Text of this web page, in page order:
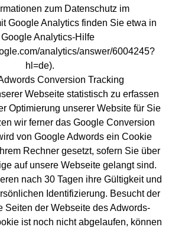
zum Datenschutz im
Google Analytics finden Sie etwa in
Analytics-Hilfe
analytics/answer/6004245?
hl=de).
Conversion Tracking
Webseite statistisch zu erfassen
Optimierung unserer Website für Sie
wir ferner das Google Conversion
von Google Adwords ein Cookie
Rechner gesetzt, sofern Sie über
auf unsere Webseite gelangt sind.
nach 30 Tagen ihre Gültigkeit und
Identifizierung. Besucht der
Seiten der Webseite des Adwords-
ist noch nicht abgelaufen, können